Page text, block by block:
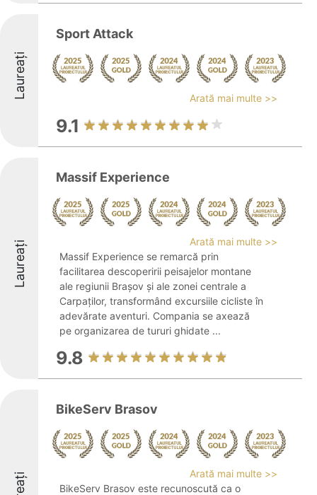
Laureați
Sport Attack
Arată mai multe >>
9.1
Laureați
Massif Experience
Arată mai multe >>
Massif Experience se remarcă prin
facilitarea descoperirii peisajelor montane
ale regiunii Brașov și ale zonei centrale a
Carpaților, transformând excursiile cicliste în
adevărate aventuri. Compania se axează
pe organizarea de tururi ghidate ...
9.8
BikeServ Brasov
Arată mai multe >>
BikeServ Brasov este recunoscută ca o